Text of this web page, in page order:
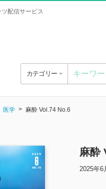
配信サービス
カテゴリー
医学 麻酔 Vol.74 No.6
麻酔
2025年6